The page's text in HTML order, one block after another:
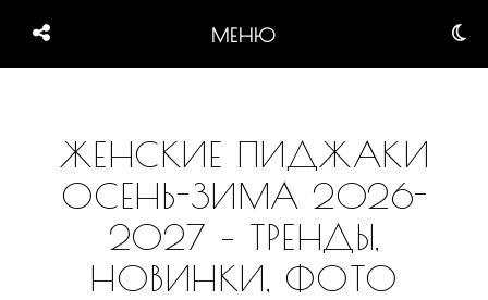
МЕНЮ
ЖЕНСКИЕ ПИДЖАКИ
ОСЕНЬ-ЗИМА 2026-
2027 – ТРЕНДЫ,
НОВИНКИ, ФОТО